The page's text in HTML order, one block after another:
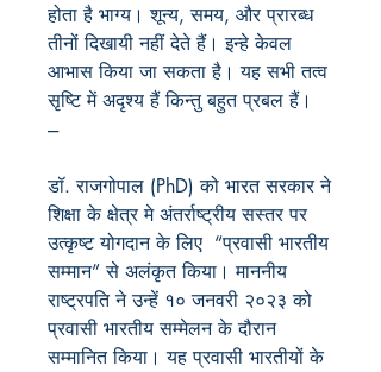
होता है भाग्य। शून्य, समय, और प्रारब्ध
तीनों दिखायी नहीं देते हैं। इन्हे केवल
आभास किया जा सकता है। यह सभी तत्व
सृष्टि में अदृश्य हैं किन्तु बहुत प्रबल हैं।
---
डॉ. राजगोपाल (PhD)को भारत सरकार ने
शिक्षा के क्षेत्र मे अंतर्राष्ट्रीय सस्तर पर
उत्कृष्ट योगदान के लिए “प्रवासी भारतीय
सम्मान” से अलंकृत किया। माननीय
राष्ट्रपति ने उन्हें १० जनवरी २०२३ को
प्रवासी भारतीय सम्मेलन के दौरान
सम्मानित किया। यह प्रवासी भारतीयों के